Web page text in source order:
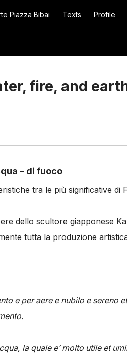
Piazza Bibai Texts Profile
fire, and
– di fuoco
tra le più significative di
dello scultore giapponese
tutta la produzione
e per aere e nubilo e sereno
la quale e’ molto utile et